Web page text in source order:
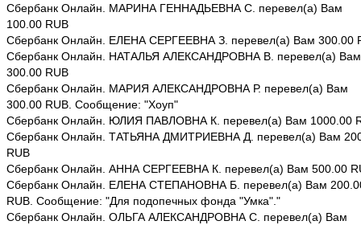
Сбербанк Онлайн. МАРИНА ГЕННАДЬЕВНА С. перевел(а) Вам
100.00 RUB
Сбербанк Онлайн. ЕЛЕНА СЕРГЕЕВНА З. перевел(а) Вам 300.00
Сбербанк Онлайн. НАТАЛЬЯ АЛЕКСАНДРОВНА В. перевел(а) Вам
300.00 RUB
Сбербанк Онлайн. МАРИЯ АЛЕКСАНДРОВНА Р. перевел(а) Вам
300.00 RUB. Сообщение: "Хоуп"
Сбербанк Онлайн. ЮЛИЯ ПАВЛОВНА К. перевел(а) Вам 1000.00
Сбербанк Онлайн. ТАТЬЯНА ДМИТРИЕВНА Д. перевел(а) Вам
RUB
Сбербанк Онлайн. АННА СЕРГЕЕВНА К. перевел(а) Вам 500.00
Сбербанк Онлайн. ЕЛЕНА СТЕПАНОВНА Б. перевел(а) Вам
RUB. Сообщение: "Для подопечных фонда "Умка"."
Сбербанк Онлайн. ОЛЬГА АЛЕКСАНДРОВНА С. перевел(а) Вам